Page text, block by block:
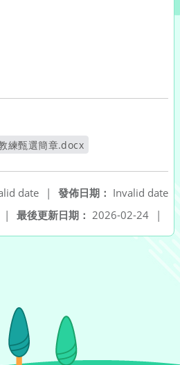
練甄選簡章.docx
發佈日期： Invalid date
date
|
最後更新日期： 2026-02-24 |
|